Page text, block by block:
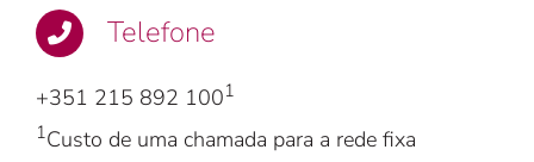
Telefone
+351 215 892 1001
1Custo de uma chamada para a rede fixa